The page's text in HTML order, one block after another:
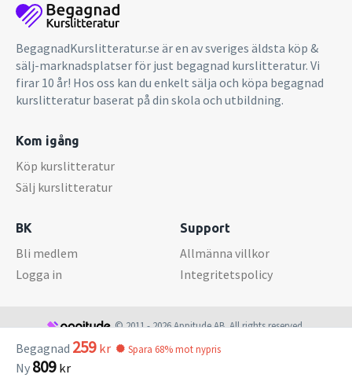
Begagnad 259kr Spara 68% mot nypris
Ny 809kr
BegagnadKurslitteratur.se är en av sveriges äldsta köp &
sälj-marknadsplatser för just begagnad kurslitteratur. Vi
firar 10 år! Hos oss kan du enkelt sälja och köpa begagnad
kurslitteratur baserat på din skola och utbildning.
Kom igång
Köp kurslitteratur
Sälj kurslitteratur
BK
Bli medlem
Logga in
Support
Allmänna villkor
Integritetspolicy
© 2011 - 2026 Appitude AB. All rights reserved.